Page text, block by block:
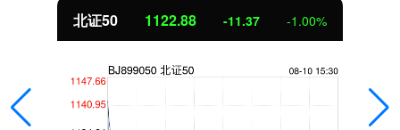
北证50 1122.88 -11.37 -1.00%